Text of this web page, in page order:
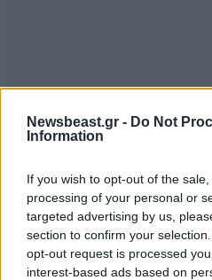
Newsbeast.gr - Do Not
Information
If you wish to opt-out of the
processing of your personal or
targeted advertising by us,
section to confirm your
opt-out request is processed
interest-based ads based on